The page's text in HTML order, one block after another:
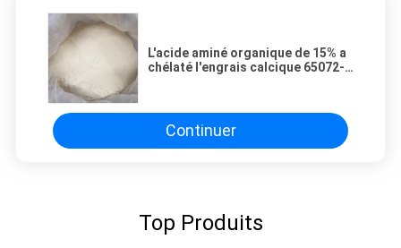
L'acide aminé organique de 15% a
chélaté l'engrais calcique 65072-
Continuer
Top Produits